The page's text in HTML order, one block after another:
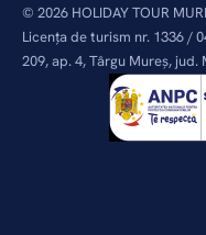
© 2026 HOLIDAY TOUR
Licența de turism nr. 1336 /
209, ap. 4, Târgu Mureș, jud.